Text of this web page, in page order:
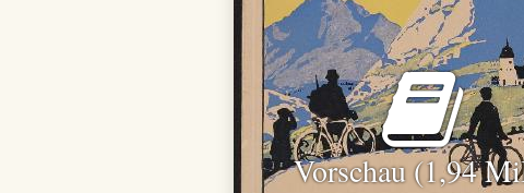
Vorschau (1,94